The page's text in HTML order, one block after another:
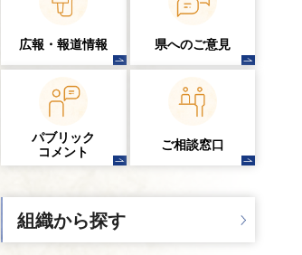
広報・報道情報 県へのご意見
パブリック
コメント
ご相談窓口
組織から探す